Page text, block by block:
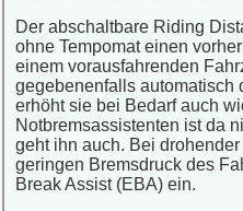
Der abschaltbare Riding
ohne Tempomat einen
einem vorausfahrenden
gegebenenfalls automatisch
erhöht sie bei Bedarf auch
Notbremsassistenten ist da
geht ihn auch. Bei
geringen Bremsdruck des
Break Assist (EBA) ein.